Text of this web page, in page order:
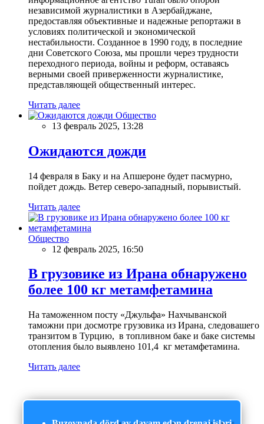
независимой журналистики в Азербайджане,
предоставляя объективные и надежные репортажи в
условиях политической и экономической
нестабильности. Созданное в 1990 году, в последние
дни Советского Союза, мы прошли через трудности
переходного периода, войны и реформ, оставаясь
верными своей приверженности журналистике,
представляющей общественный интерес.
Читать далее
Общество
13 февраль 2025, 13:28
Ожидаются дожди
14 февраля в Баку и на Апшероне будет пасмурно,
пойдет дождь. Ветер северо-западный, порывистый.
Читать далее
Общество
12 февраль 2025, 16:50
В грузовике из Ирана обнаружено
более 100 кг метамфетамина
На таможенном посту «Джульфа» Нахчыванской
таможни при досмотре грузовика из Ирана, следовашего
транзитом в Турцию, в топливном баке и баке системы
отопления было выявлено 101,4 кг метамфетамина.
Читать далее